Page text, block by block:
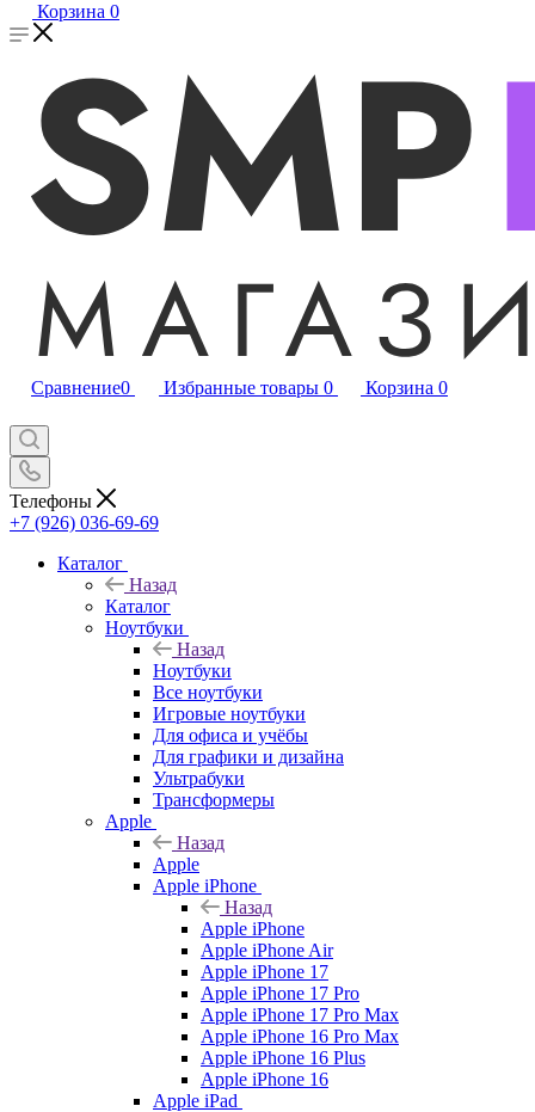
Корзина 0
Сравнение0 Избранные товары 0 Корзина 0
Телефоны
+7 (926) 036-69-69
Каталог
Назад
Каталог
Ноутбуки
Назад
Ноутбуки
Все ноутбуки
Игровые ноутбуки
Для офиса и учёбы
Для графики и дизайна
Ультрабуки
Трансформеры
Apple
Назад
Apple
Apple iPhone
Назад
Apple iPhone
Apple iPhone Air
Apple iPhone 17
Apple iPhone 17 Pro
Apple iPhone 17 Pro Max
Apple iPhone 16 Pro Max
Apple iPhone 16 Plus
Apple iPhone 16
Apple iPad